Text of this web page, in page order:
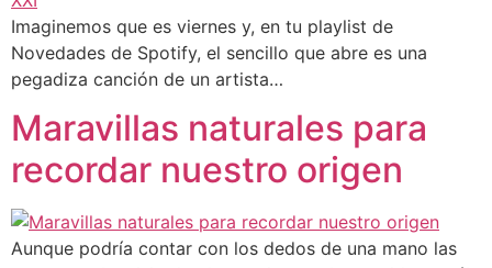
Imaginemos que es viernes y, en tu playlist de
Novedades de Spotify, el sencillo que abre es una
pegadiza canción de un artista…
Maravillas naturales para
recordar nuestro origen
Aunque podría contar con los dedos de una mano las